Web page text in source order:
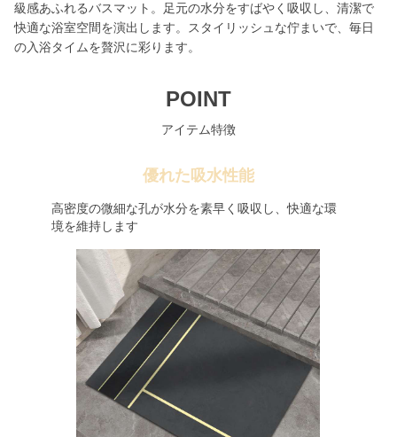
級感あふれるバスマット。足元の水分をすばやく吸収し、清潔で
快適な浴室空間を演出します。スタイリッシュな佇まいで、毎日
の入浴タイムを贅沢に彩ります。
POINT
アイテム特徴
優れた吸水性能
高密度の微細な孔が水分を素早く吸収し、快適な環
境を維持します